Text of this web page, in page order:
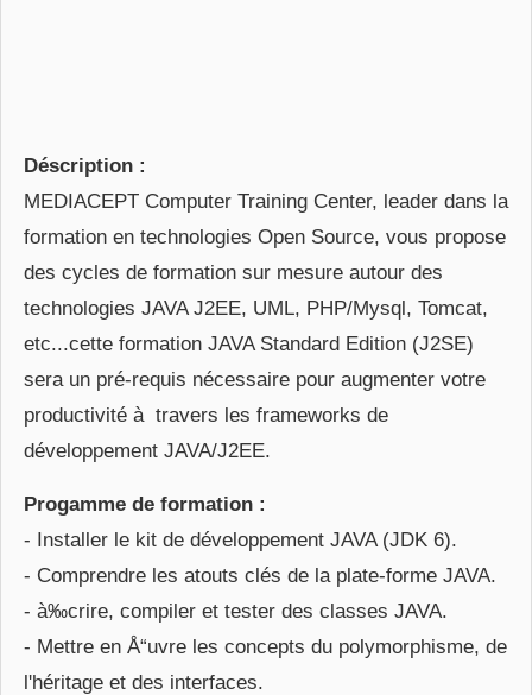
Déscription :
MEDIACEPT Computer Training Center, leader dans la
formation en technologies Open Source, vous propose
des cycles de formation sur mesure autour des
technologies JAVA J2EE, UML, PHP/Mysql, Tomcat,
etc...cette formation JAVA Standard Edition (J2SE)
sera un pré-requis nécessaire pour augmenter votre
productivité à travers les frameworks de
développement JAVA/J2EE.
Progamme de formation :
- Installer le kit de développement JAVA (JDK 6).
- Comprendre les atouts clés de la plate-forme JAVA.
- à‰crire, compiler et tester des classes JAVA.
- Mettre en Å“uvre les concepts du polymorphisme, de
l'héritage et des interfaces.